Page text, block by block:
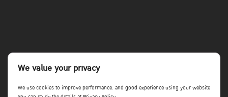
We value your privacy
We use cookies to improve performance. and good experience using your website